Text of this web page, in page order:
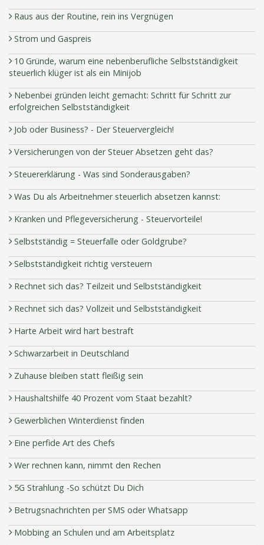
Raus aus der Routine, rein ins Vergnügen
Strom und Gaspreis
10 Gründe, warum eine nebenberufliche Selbstständigkeit
steuerlich klüger ist als ein Minijob
Nebenbei gründen leicht gemacht: Schritt für Schritt zur
erfolgreichen Selbstständigkeit
Job oder Business? - Der Steuervergleich!
Versicherungen von der Steuer Absetzen geht das?
Steuererklärung - Was sind Sonderausgaben?
Was Du als Arbeitnehmer steuerlich absetzen kannst:
Kranken und Pflegeversicherung - Steuervorteile!
Selbstständig = Steuerfalle oder Goldgrube?
Selbstständigkeit richtig versteuern
Rechnet sich das? Teilzeit und Selbstständigkeit
Rechnet sich das? Vollzeit und Selbstständigkeit
Harte Arbeit wird hart bestraft
Schwarzarbeit in Deutschland
Zuhause bleiben statt fleißig sein
Haushaltshilfe 40 Prozent vom Staat bezahlt?
Gewerblichen Winterdienst finden
Eine perfide Art des Chefs
Wer rechnen kann, nimmt den Rechen
5G Strahlung -So schützt Du Dich
Betrugsnachrichten per SMS oder Whatsapp
Mobbing an Schulen und am Arbeitsplatz